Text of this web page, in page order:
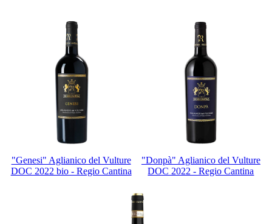
"Genesi" Aglianico del Vulture
DOC 2022 bio - Regio Cantina
"Donpà" Aglianico del Vulture
DOC 2022 - Regio Cantina